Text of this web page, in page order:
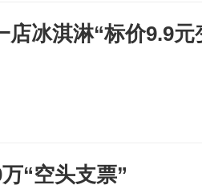
店冰淇淋“标价9.9元
“空头支票”